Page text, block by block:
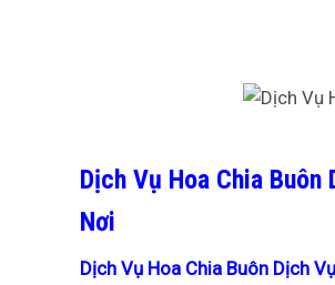
Dịch Vụ Hoa Chia
Nơi
Dịch Vụ Hoa Chia Buôn Dịch